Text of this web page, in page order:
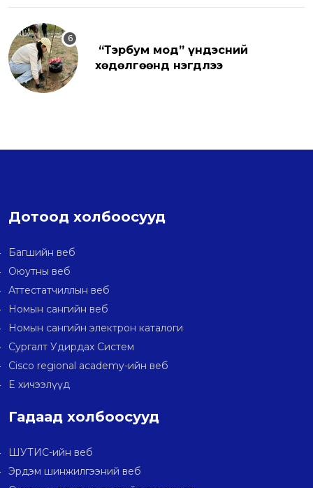
“Тэрбум мод” үндэсний
хөдөлгөөнд нэгдлээ
Дотоод холбоосууд
Багшийн веб
Оюутны веб
Аттестатчиллын веб
Номын сангийн веб
Номын сангийн электрон каталоги
Сургалт Удирдах Систем
Cisco regional academy-ийн веб
E хичээлүүд
Гадаад холбоосууд
ШУТИС-ийн веб
Эрдэм шинжилгээний веб